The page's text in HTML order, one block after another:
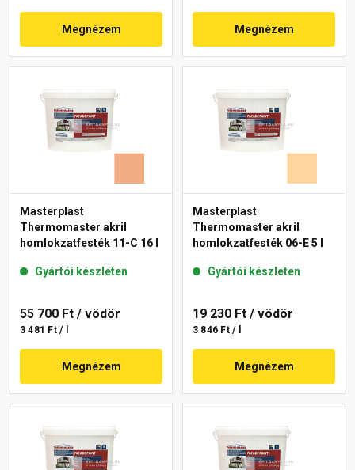
Megnézem Megnézem
Masterplast
Thermomaster akril
homlokzatfesték 11-C 16 l
Gyártói készleten
55 700 Ft / vödör
3 481 Ft / l
Megnézem
Masterplast
Thermomaster akril
homlokzatfesték 06-E 5 l
Gyártói készleten
19 230 Ft / vödör
3 846 Ft / l
Megnézem